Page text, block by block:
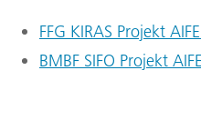
FFG KIRAS Projekt
BMBF SIFO Projekt